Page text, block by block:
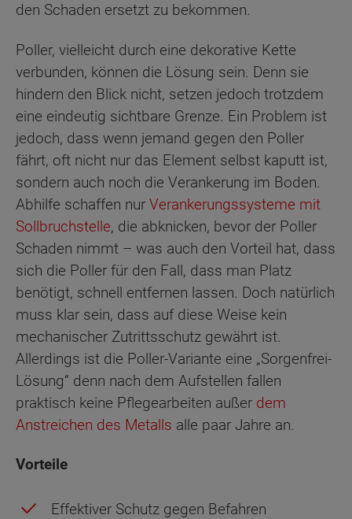
den Schaden ersetzt zu bekommen.
Poller, vielleicht durch eine dekorative Kette
verbunden, können die Lösung sein. Denn sie
hindern den Blick nicht, setzen jedoch trotzdem
eine eindeutig sichtbare Grenze. Ein Problem ist
jedoch, dass wenn jemand gegen den Poller
fährt, oft nicht nur das Element selbst kaputt ist,
sondern auch noch die Verankerung im Boden.
Abhilfe schaffen nur Verankerungssysteme mit
Sollbruchstelle, die abknicken, bevor der Poller
Schaden nimmt – was auch den Vorteil hat, dass
sich die Poller für den Fall, dass man Platz
benötigt, schnell entfernen lassen. Doch natürlich
muss klar sein, dass auf diese Weise kein
mechanischer Zutrittsschutz gewährt ist.
Allerdings ist die Poller-Variante eine „Sorgenfrei-
Lösung“ denn nach dem Aufstellen fallen
praktisch keine Pflegearbeiten außer dem
Anstreichen des Metalls alle paar Jahre an.
Vorteile
Effektiver Schutz gegen Befahren